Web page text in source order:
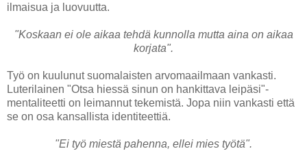
ilmaisua ja luovuutta.
"Koskaan ei ole aikaa tehdä kunnolla mutta aina on aikaa
korjata".
Työ on kuulunut suomalaisten arvomaailmaan vankasti.
Luterilainen "Otsa hiessä sinun on hankittava leipäsi"-
mentaliteetti on leimannut tekemistä. Jopa niin vankasti että
se on osa kansallista identiteettiä.
"Ei työ miestä pahenna, ellei mies työtä".